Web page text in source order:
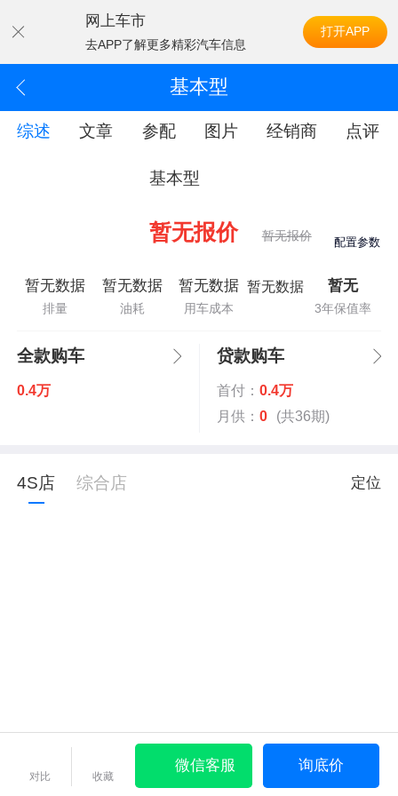
网上车市
去APP了解更多精彩汽车信息
打开APP
基本型
综述 文章 参配 图片 经销商 点评
基本型
暂无报价 暂无报价 配置参数
暂无数据
排量
暂无数据
油耗
暂无数据
用车成本
暂无数据 暂无
3年保值率
全款购车
0.4万
贷款购车
首付： 0.4万
月供： 0 (共36期)
4S店 综合店 定位
对比 收藏
微信客服 询底价